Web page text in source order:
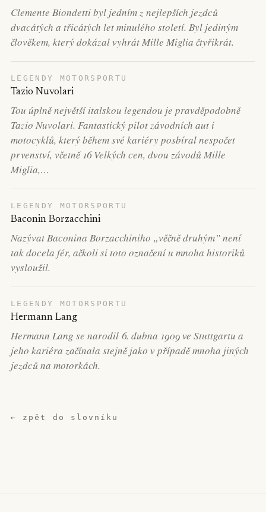
Clemente Biondetti byl jedním z nejlepších jezdců
dvacátých a třicátých let minulého století. Byl jediným
člověkem, který dokázal vyhrát Mille Miglia čtyřikrát.
LEGENDY MOTORSPORTU
Tazio Nuvolari
Tou úplně největší italskou legendou je pravděpodobně
Tazio Nuvolari. Fantastický pilot závodních aut i
motocyklů, který během své kariéry posbíral nespočet
prvenství, včetně 16 Velkých cen, dvou závodů Mille
Miglia,…
LEGENDY MOTORSPORTU
Baconin Borzacchini
Nazývat Baconina Borzacchiniho „věčně druhým” není
tak docela fér, ačkoli si toto označení u mnoha historiků
vysloužil.
LEGENDY MOTORSPORTU
Hermann Lang
Hermann Lang se narodil 6. dubna 1909 ve Stuttgartu a
jeho kariéra začínala stejně jako v případě mnoha jiných
jezdců na motorkách.
← zpět do slovníku